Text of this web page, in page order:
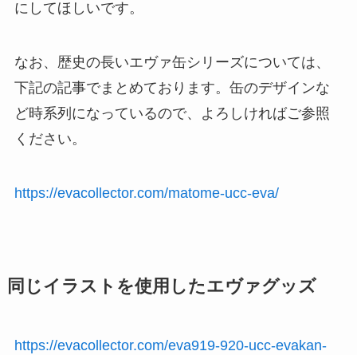
にしてほしいです。
なお、歴史の長いエヴァ缶シリーズについては、
下記の記事でまとめております。缶のデザインな
ど時系列になっているので、よろしければご参照
ください。
https://evacollector.com/matome-ucc-eva/
同じイラストを使用したエヴァグッズ
https://evacollector.com/eva919-920-ucc-evakan-